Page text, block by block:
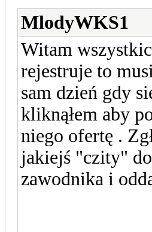
MlodyWKS1
Witam
rejestruje to
sam dzień gdy
kliknąłem aby
niego ofertę .
jakiejś "czity"
zawodnika i